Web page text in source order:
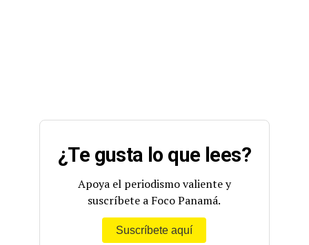
¿Te gusta lo que lees?
Apoya el periodismo valiente y
suscríbete a Foco Panamá.
Suscríbete aquí